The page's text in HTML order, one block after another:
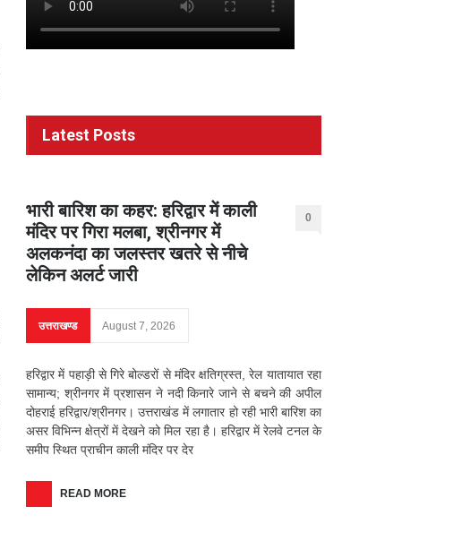
Latest Posts
भारी बारिश का कहर: हरिद्वार में काली
मंदिर पर गिरा मलबा, श्रीनगर में
अलकनंदा का जलस्तर खतरे से नीचे
लेकिन अलर्ट जारी
0
उत्तराखण्ड August 7, 2026
हरिद्वार में पहाड़ी से गिरे बोल्डरों से मंदिर क्षतिग्रस्त, रेल यातायात रहा
सामान्य; श्रीनगर में प्रशासन ने नदी किनारे जाने से बचने की अपील
दोहराई हरिद्वार/श्रीनगर। उत्तराखंड में लगातार हो रही भारी बारिश का
असर विभिन्न क्षेत्रों में देखने को मिल रहा है। हरिद्वार में रेलवे टनल के
समीप स्थित प्राचीन काली मंदिर पर देर
READ MORE